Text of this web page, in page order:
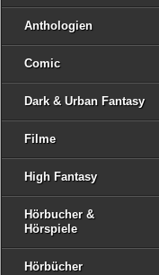
Anthologien
Comic
Dark & Urban Fantasy
Filme
High Fantasy
Hörbucher &
Hörspiele
Hörbücher